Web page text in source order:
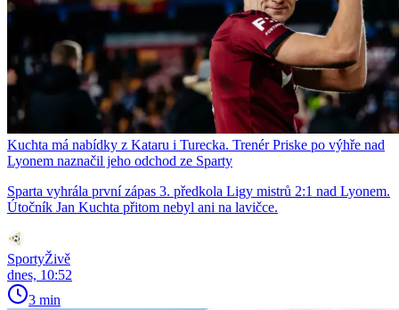
Kuchta má nabídky z Kataru i Turecka. Trenér Priske po výhře nad
Lyonem naznačil jeho odchod ze Sparty
Sparta vyhrála první zápas 3. předkola Ligy mistrů 2:1 nad Lyonem.
Útočník Jan Kuchta přitom nebyl ani na lavičce.
SportyŽivě
dnes, 10:52
3 min